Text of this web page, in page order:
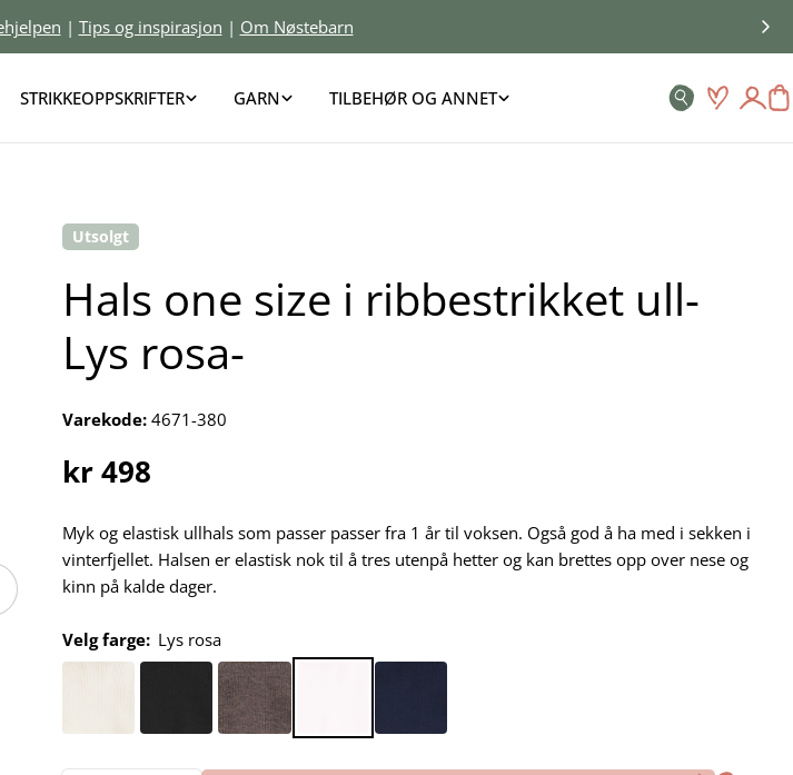
| Tips og inspirasjon | Om Nøstebarn
STRIKKEOPPSKRIFTER GARN TILBEHØR OG ANNET
Logg
Utsolgt
Hals one size i ribbestrikket ull-
Lys rosa-
Varekode: 4671-380
Vanlig
kr 498
Myk og elastisk ullhals som passer passer fra 1 år til voksen. Også god å ha med i sekken i
vinterfjellet. Halsen er elastisk nok til å tres utenpå hetter og kan brettes opp over nese og
kinn på kalde dager.
Velg farge: Lys rosa